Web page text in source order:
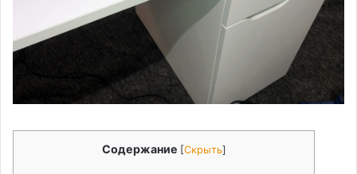
Содержание [Скрыть]